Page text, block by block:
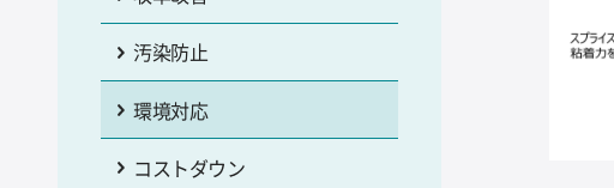
汚染防止
環境対応
コストダウン